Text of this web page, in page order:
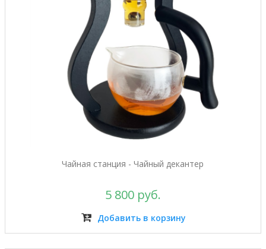
Чайная станция - Чайный декантер
5 800 руб.
Добавить в корзину